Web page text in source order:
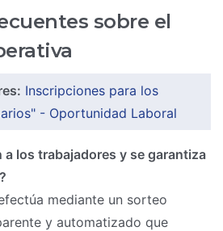
sobre el
Inscripciones para los
- Oportunidad Laboral
a los trabajadores y se garantiza
mediante un sorteo
y automatizado que